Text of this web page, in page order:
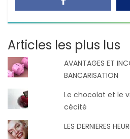
Articles les plus lus
AVANTAGES ET
BANCARISATION
Le chocolat et le
cécité
LES DERNIERES